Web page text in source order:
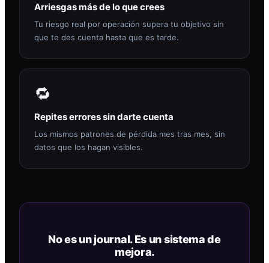
Arriesgas más de lo que crees
Tu riesgo real por operación supera tu objetivo sin
que te des cuenta hasta que es tarde.
🔁
Repites errores sin darte cuenta
Los mismos patrones de pérdida mes tras mes, sin
datos que los hagan visibles.
No es un journal. Es un sistema de
mejora.